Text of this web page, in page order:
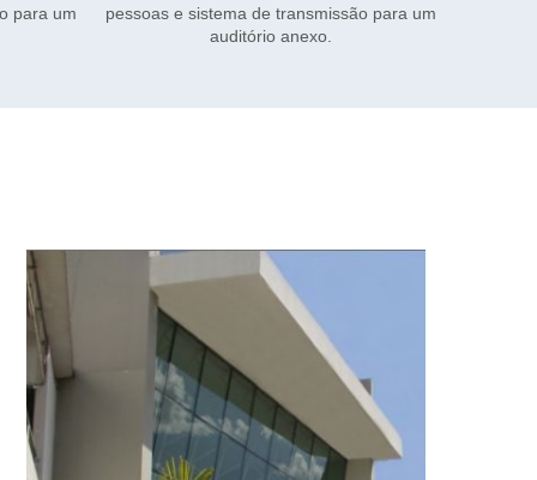
para um
lanchonete e recepção.